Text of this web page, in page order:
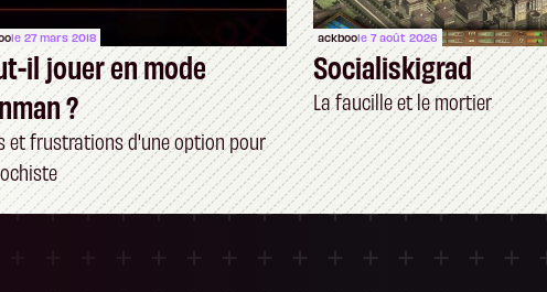
le 27 mars 2018
il jouer en mode
?
et frustrations d'une option pour
ackboole 7 août 2026
Socialiskigrad
La faucille et le mortier